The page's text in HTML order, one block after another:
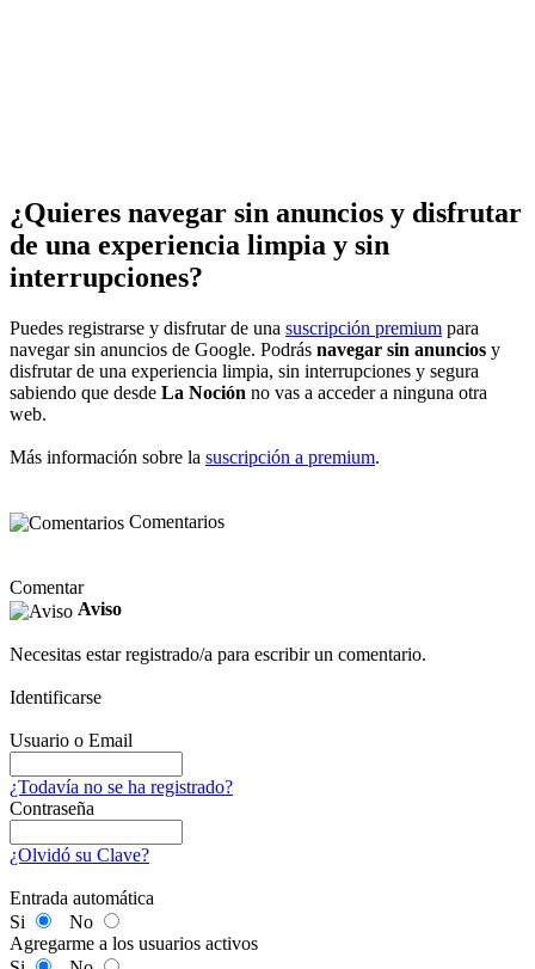
¿Quieres navegar sin anuncios y disfrutar
de una experiencia limpia y sin
interrupciones?
Puedes registrarse y disfrutar de una suscripción premium para
navegar sin anuncios de Google. Podrás navegar sin anuncios y
disfrutar de una experiencia limpia, sin interrupciones y segura
sabiendo que desde La Noción no vas a acceder a ninguna otra
web.
Más información sobre la suscripción a premium.
Comentarios
Comentar
Aviso
Necesitas estar registrado/a para escribir un comentario.
Identificarse
Usuario o Email
¿Todavía no se ha registrado?
Contraseña
¿Olvidó su Clave?
Entrada automática
Si
No
Agregarme a los usuarios activos